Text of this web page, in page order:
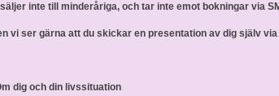
inte till minderåriga, och tar inte emot bokningar via
vi ser gärna att du skickar en presentation av dig själv
dig och din livssituation